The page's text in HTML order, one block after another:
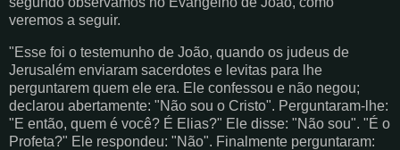
veremos a seguir.
"Esse foi o testemunho de João, quando os judeus de
Jerusalém enviaram sacerdotes e levitas para lhe
perguntarem quem ele era. Ele confessou e não negou;
declarou abertamente: "Não sou o Cristo". Perguntaram-lhe:
"E então, quem é você? É Elias?" Ele disse: "Não sou". "É o
Profeta?" Ele respondeu: "Não". Finalmente perguntaram: